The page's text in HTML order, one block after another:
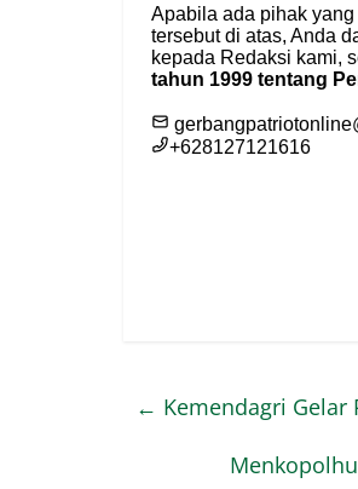
← Kemendagri Gelar